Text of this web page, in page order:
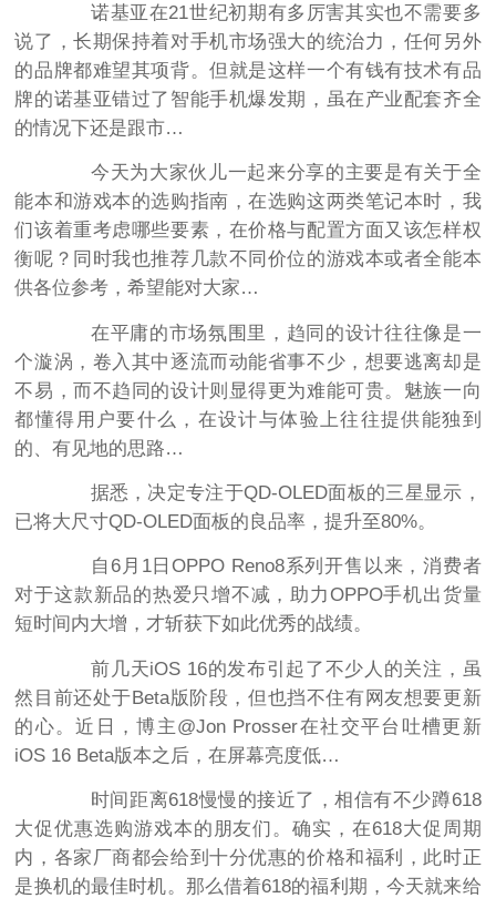
诺基亚在21世纪初期有多厉害其实也不需要多
说了，长期保持着对手机市场强大的统治力，任何另外
的品牌都难望其项背。但就是这样一个有钱有技术有品
牌的诺基亚错过了智能手机爆发期，虽在产业配套齐全
的情况下还是跟市…
今天为大家伙儿一起来分享的主要是有关于全
能本和游戏本的选购指南，在选购这两类笔记本时，我
们该着重考虑哪些要素，在价格与配置方面又该怎样权
衡呢？同时我也推荐几款不同价位的游戏本或者全能本
供各位参考，希望能对大家…
在平庸的市场氛围里，趋同的设计往往像是一
个漩涡，卷入其中逐流而动能省事不少，想要逃离却是
不易，而不趋同的设计则显得更为难能可贵。魅族一向
都懂得用户要什么，在设计与体验上往往提供能独到
的、有见地的思路…
据悉，决定专注于QD-OLED面板的三星显示，
已将大尺寸QD-OLED面板的良品率，提升至80%。
自6月1日OPPO Reno8系列开售以来，消费者
对于这款新品的热爱只增不减，助力OPPO手机出货量
短时间内大增，才斩获下如此优秀的战绩。
前几天iOS 16的发布引起了不少人的关注，虽
然目前还处于Beta版阶段，但也挡不住有网友想要更新
的心。近日，博主@Jon Prosser在社交平台吐槽更新
iOS 16 Beta版本之后，在屏幕亮度低…
时间距离618慢慢的接近了，相信有不少蹲618
大促优惠选购游戏本的朋友们。确实，在618大促周期
内，各家厂商都会给到十分优惠的价格和福利，此时正
是换机的最佳时机。那么借着618的福利期，今天就来给